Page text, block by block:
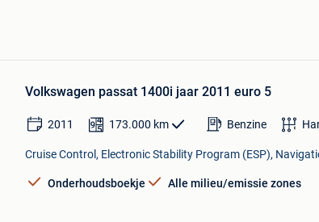
Volkswagen passat 1400i jaar 2011 euro 5
2011 173.000 km Benzine
Cruise Control, Electronic Stability Program (ESP),
Onderhoudsboekje Alle milieu/emissie zones